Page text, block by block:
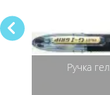
Ручка